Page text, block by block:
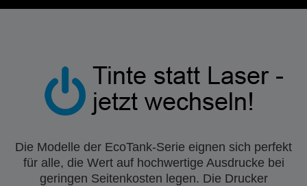
Die Modelle der EcoTank-Serie eignen sich perfekt
für alle, die Wert auf hochwertige Ausdrucke bei
geringen Seitenkosten legen. Die Drucker